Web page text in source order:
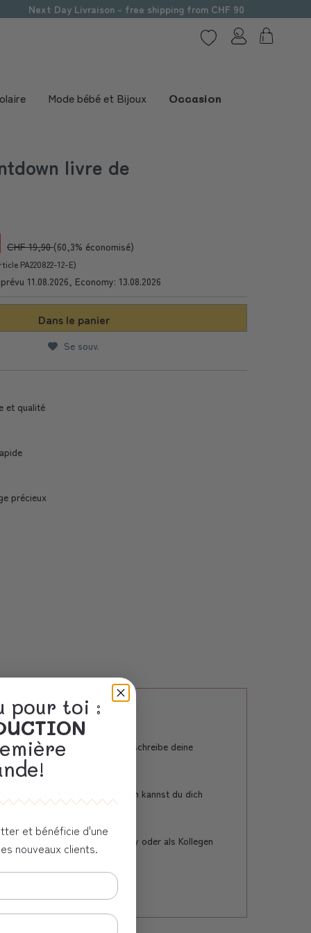
Next Day Livraison - free shipping from CHF 90
Mode bébé et Bijoux Occasion
livre de
CHF 19,90(60,3% économisé)
PA220822-12-E)
11.08.2026, Economy: 13.08.2026
Dans le panier
Se souv.
et qualité
précieux
ein Bild aus oder schreibe deine
In sechs Kapiteln kannst du dich
bei der Babyparty oder als Kollegen
pour toi :
et bénéficie d'une
nouveaux clients.